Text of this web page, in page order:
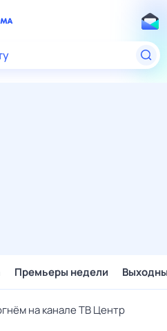
Премьеры недели
на канале ТВ Центр